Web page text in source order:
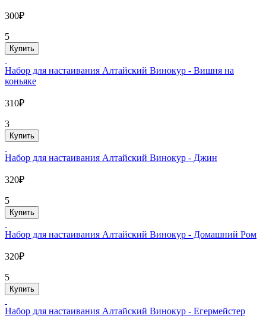
300₽
5
Купить
Набор для настаивания Алтайский Винокур - Вишня на
коньяке
310₽
3
Купить
Набор для настаивания Алтайский Винокур - Джин
320₽
5
Купить
Набор для настаивания Алтайский Винокур - Домашний Ром
320₽
5
Купить
Набор для настаивания Алтайский Винокур - Егермейстер